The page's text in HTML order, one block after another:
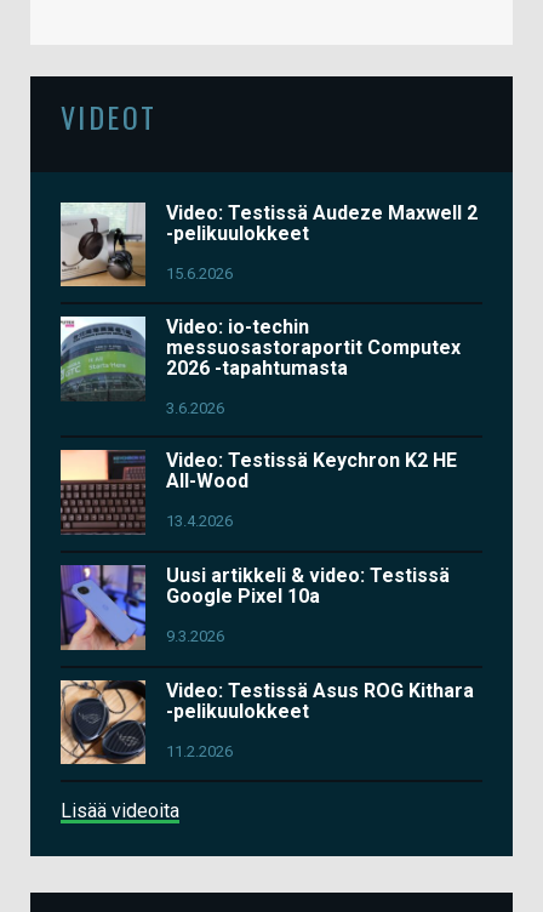
VIDEOT
Video: Testissä Audeze Maxwell 2
-pelikuulokkeet
15.6.2026
Video: io-techin
messuosastoraportit Computex
2026 -tapahtumasta
3.6.2026
Video: Testissä Keychron K2 HE
All-Wood
13.4.2026
Uusi artikkeli & video: Testissä
Google Pixel 10a
9.3.2026
Video: Testissä Asus ROG Kithara
-pelikuulokkeet
11.2.2026
Lisää videoita